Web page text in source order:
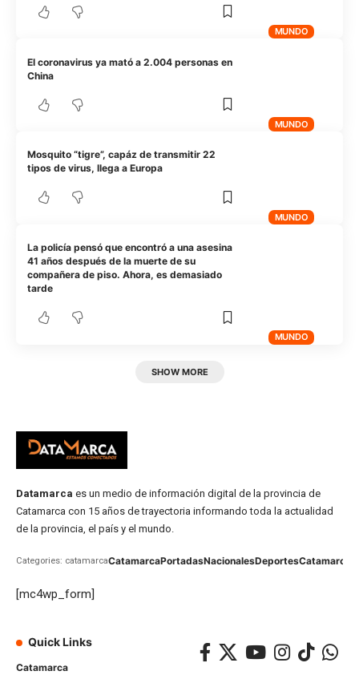
MUNDO
MUNDO
El coronavirus ya mató a 2.004 personas en
China
MUNDO
Mosquito “tigre”, capáz de transmitir 22
tipos de virus, llega a Europa
MUNDO
La policía pensó que encontró a una asesina
41 años después de la muerte de su
compañera de piso. Ahora, es demasiado
tarde
SHOW MORE
Datamarca es un medio de información digital de la provincia de
Catamarca con 15 años de trayectoria informando toda la actualidad
de la provincia, el país y el mundo.
Categories: catamarcaCatamarcaPortadasNacionalesDeportesCatamarca
[mc4wp_form]
Quick Links
Catamarca